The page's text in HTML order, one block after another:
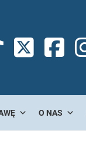
O NAS